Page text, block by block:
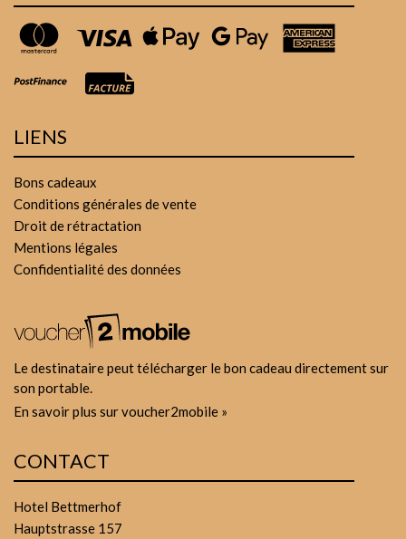
LIENS
Bons cadeaux
Conditions générales de vente
Droit de rétractation
Mentions légales
Confidentialité des données
Le destinataire peut télécharger le bon cadeau directement sur
son portable.
En savoir plus sur voucher2mobile »
CONTACT
Hotel Bettmerhof
Hauptstrasse 157